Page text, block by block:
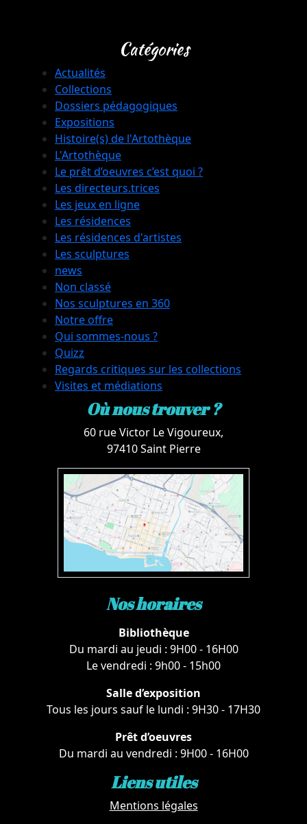
Catégories
Actualités
Collections
Dossiers pédagogiques
Expositions
Histoire(s) de l'Artothèque
L'Artothèque
Le prêt d’oeuvres c’est quoi ?
Les directeurs.trices
Les jeux en ligne
Les résidences
Les résidences d'artistes
Les sculptures
news
Non classé
Nos sculptures en 360
Notre offre
Qui sommes-nous ?
Quizz
Regards critiques sur les collections
Visites et médiations
Où nous trouver ?
60 rue Victor Le Vigoureux,
97410 Saint Pierre
Nos horaires
Bibliothèque
Du mardi au jeudi : 9H00 - 16H00
Le vendredi : 9h00 - 15h00
Salle d’exposition
Tous les jours sauf le lundi : 9H30 - 17H30
Prêt d’oeuvres
Du mardi au vendredi : 9H00 - 16H00
Liens utiles
Mentions légales